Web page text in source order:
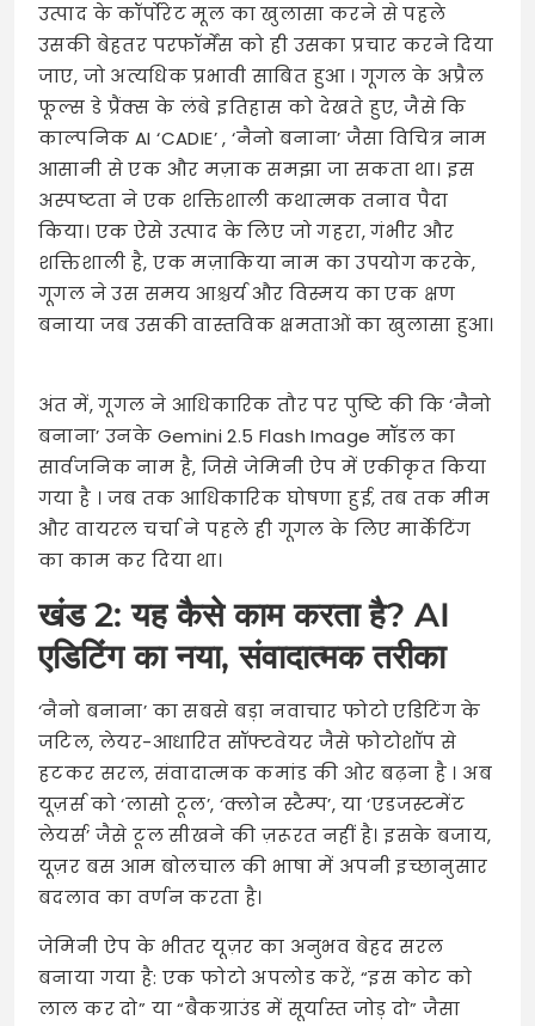
उत्पाद के कॉर्पोरेट मूल का खुलासा करने से पहले
उसकी बेहतर परफॉर्मेंस को ही उसका प्रचार करने दिया
जाए, जो अत्यधिक प्रभावी साबित हुआ । गूगल के अप्रैल
फूल्स डे प्रैंक्स के लंबे इतिहास को देखते हुए, जैसे कि
काल्पनिक AI ‘CADIE’, ‘नैनो बनाना’ जैसा विचित्र नाम
आसानी से एक और मज़ाक समझा जा सकता था। इस
अस्पष्टता ने एक शक्तिशाली कथात्मक तनाव पैदा
किया। एक ऐसे उत्पाद के लिए जो गहरा, गंभीर और
शक्तिशाली है, एक मज़ाकिया नाम का उपयोग करके,
गूगल ने उस समय आश्चर्य और विस्मय का एक क्षण
बनाया जब उसकी वास्तविक क्षमताओं का खुलासा हुआ।
अंत में, गूगल ने आधिकारिक तौर पर पुष्टि की कि ‘नैनो
बनाना’ उनके Gemini 2.5 Flash Image मॉडल का
सार्वजनिक नाम है, जिसे जेमिनी ऐप में एकीकृत किया
गया है । जब तक आधिकारिक घोषणा हुई, तब तक मीम
और वायरल चर्चा ने पहले ही गूगल के लिए मार्केटिंग
का काम कर दिया था।
खंड 2: यह कैसे काम करता है? AI
एडिटिंग का नया, संवादात्मक तरीका
‘नैनो बनाना’ का सबसे बड़ा नवाचार फोटो एडिटिंग के
जटिल, लेयर-आधारित सॉफ्टवेयर जैसे फोटोशॉप से
हटकर सरल, संवादात्मक कमांड की ओर बढ़ना है । अब
यूज़र्स को ‘लासो टूल’, ‘क्लोन स्टैम्प’, या ‘एडजस्टमेंट
लेयर्स’ जैसे टूल सीखने की ज़रूरत नहीं है। इसके बजाय,
यूज़र बस आम बोलचाल की भाषा में अपनी इच्छानुसार
बदलाव का वर्णन करता है।
जेमिनी ऐप के भीतर यूज़र का अनुभव बेहद सरल
बनाया गया है: एक फोटो अपलोड करें, “इस कोट को
लाल कर दो” या “बैकग्राउंड में सूर्यास्त जोड़ दो” जैसा